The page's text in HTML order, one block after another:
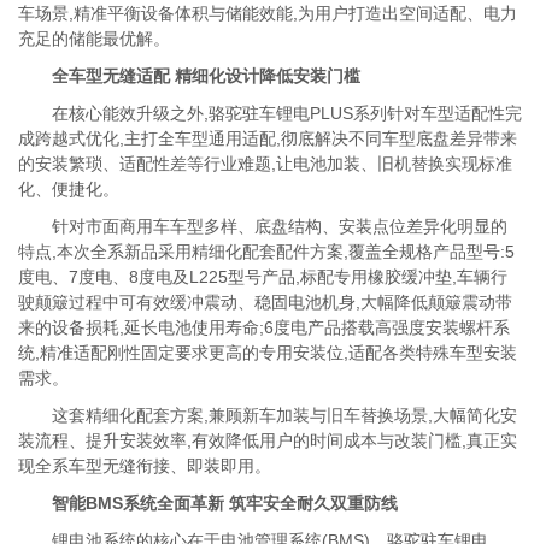
车场景,精准平衡设备体积与储能效能,为用户打造出空间适配、电力
充足的储能最优解。
全车型无缝适配 精细化设计降低安装门槛
在核心能效升级之外,骆驼驻车锂电PLUS系列针对车型适配性完
成跨越式优化,主打全车型通用适配,彻底解决不同车型底盘差异带来
的安装繁琐、适配性差等行业难题,让电池加装、旧机替换实现标准
化、便捷化。
针对市面商用车车型多样、底盘结构、安装点位差异化明显的
特点,本次全系新品采用精细化配套配件方案,覆盖全规格产品型号:5
度电、7度电、8度电及L225型号产品,标配专用橡胶缓冲垫,车辆行
驶颠簸过程中可有效缓冲震动、稳固电池机身,大幅降低颠簸震动带
来的设备损耗,延长电池使用寿命;6度电产品搭载高强度安装螺杆系
统,精准适配刚性固定要求更高的专用安装位,适配各类特殊车型安装
需求。
这套精细化配套方案,兼顾新车加装与旧车替换场景,大幅简化安
装流程、提升安装效率,有效降低用户的时间成本与改装门槛,真正实
现全系车型无缝衔接、即装即用。
智能BMS系统全面革新 筑牢安全耐久双重防线